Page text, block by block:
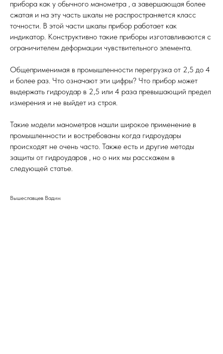
прибора как у обычного манометра , а завершающая более
сжатая и на эту часть шкалы не распространяется класс
точности. В этой части шкалы прибор работает как
индикатор. Конструктивно такие приборы изготавливаются с
ограничителем деформации чувствительного элемента.
Общеприменимая в промышленности перегрузка от 2,5 до 4
и более раз. Что означают эти цифры? Что прибор может
выдержать гидроудар в 2,5 или 4 раза превышающий предел
измерения и не выйдет из строя.
Такие модели манометров нашли широкое применение в
промышленности и востребованы когда гидроудары
происходят не очень часто. Также есть и другие методы
защиты от гидроударов , но о них мы расскажем в
следующей статье.
Вышеславцев Вадим